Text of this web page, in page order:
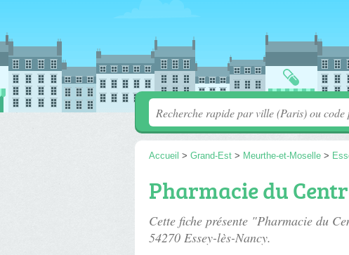
Accueil > Grand-Est > Meurthe-et-Moselle >
Pharmacie du
Cette fiche présente "Pharmacie du
54270 Essey-lès-Nancy.